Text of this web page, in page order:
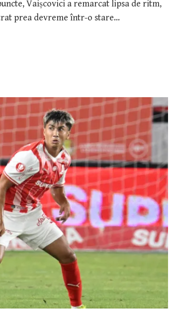
Vaișcovici a remarcat lipsa de ritm,
prea devreme într-o stare…